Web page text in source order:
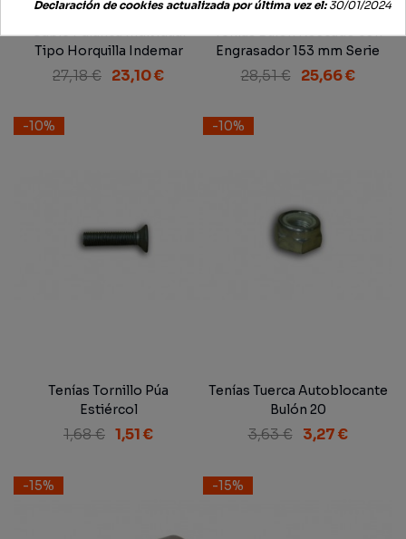
Cable Palanca Individual
Tipo Horquilla Indemar
1.500 mm.
27,18 € 23,10 €
Tenías Bulón Roscado con
Engrasador 153 mm Serie
300
28,51 € 25,66 €
-10%
Tenías Tornillo Púa
Estiércol
1,68 € 1,51 €
-10%
Tenías Tuerca Autoblocante
Bulón 20
3,63 € 3,27 €
-15% -15%
Declaración de cookies actualizada por última vez el:30/01/2024